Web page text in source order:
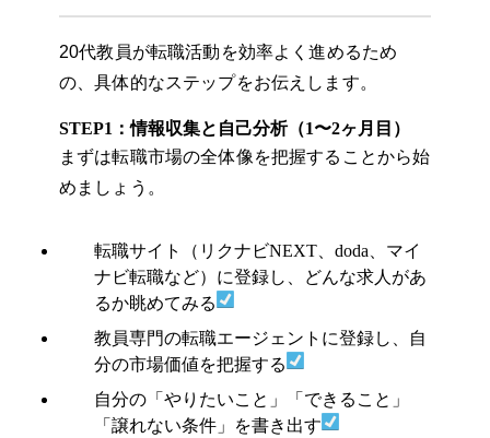
20代教員が転職活動を効率よく進めるため
の、具体的なステップをお伝えします。
STEP1：情報収集と自己分析（1〜2ヶ月目）
まずは転職市場の全体像を把握することから始
めましょう。
転職サイト（リクナビNEXT、doda、マイ
ナビ転職など）に登録し、どんな求人があ
るか眺めてみる
教員専門の転職エージェントに登録し、自
分の市場価値を把握する
自分の「やりたいこと」「できること」
「譲れない条件」を書き出す